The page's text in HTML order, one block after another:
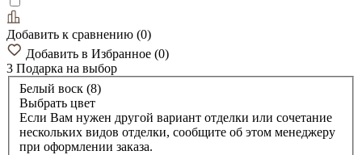
Добавить к сравнению (0)
Добавить в Избранное (0)
3 Подарка на выбор
Белый воск (8)
Выбрать цвет
Если Вам нужен другой вариант отделки или сочетание
нескольких видов отделки, сообщите об этом менеджеру
при оформлении заказа.